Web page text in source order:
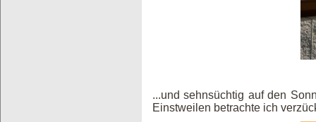
...und sehnsüchtig auf den
Einstweilen betrachte ich